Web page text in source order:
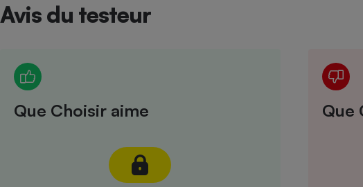
Avis du testeur
Que Choisir aime Que